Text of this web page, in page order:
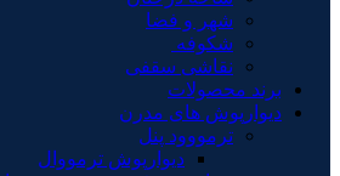
شهر و فضا
شکوفه
نقاشی سقفی
برند محصولات
دیوارپوش های مدرن
ترمووود پنل
دیوارپوش ترمووال